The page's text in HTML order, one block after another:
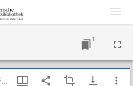
1
TypeError: Failed to fetch